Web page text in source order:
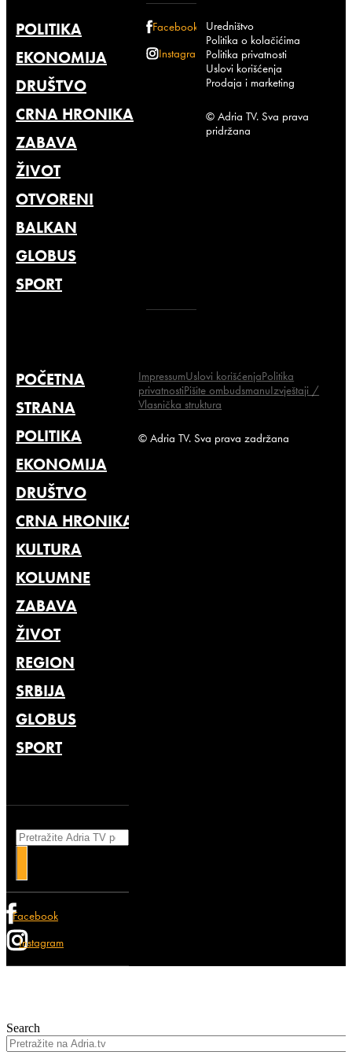
POLITIKA
EKONOMIJA
DRUŠTVO
CRNA HRONIKA
ZABAVA
ŽIVOT
OTVORENI
BALKAN
GLOBUS
SPORT
Facebook
Instagram
Uredništvo
Politika o kolačićima
Politika privatnosti
Uslovi korišćenja
Prodaja i marketing
© Adria TV. Sva prava
pridržana
POČETNA
STRANA
POLITIKA
EKONOMIJA
DRUŠTVO
CRNA HRONIKA
KULTURA
KOLUMNE
ZABAVA
ŽIVOT
REGION
SRBIJA
GLOBUS
SPORT
Facebook
Instagram
ImpressumUslovi korišćenjaPolitika
privatnostiPišite ombudsmanuIzvještaji /
Vlasnička struktura
© Adria TV. Sva prava zadržana
Search